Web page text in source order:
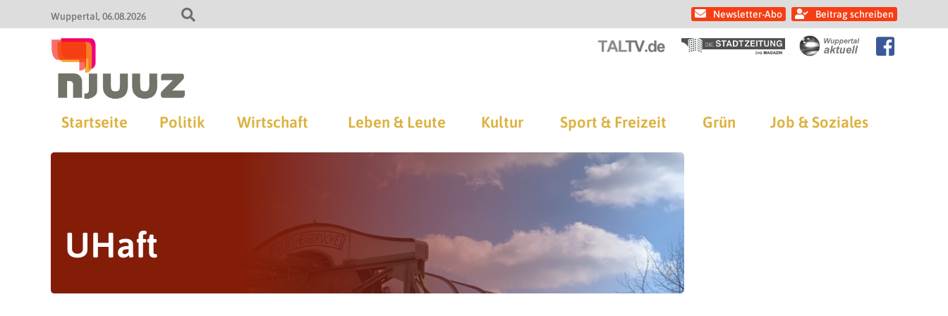
Wuppertal 06.08.2026 Newsletter-Abo Beitrag schreiben
Startseite Politik Wirtschaft Leben & Leute Kultur Sport & Freizeit Grün Job & Soziales
UHaft